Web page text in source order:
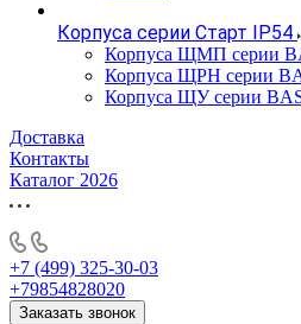
Корпуса серии Старт IP54
Корпуса ЩМП серии
Корпуса ЩРН серии
Корпуса ЩУ серии
Доставка
Контакты
Каталог 2026
+7 (499) 325-30-03
+79854828020
Заказать звонок